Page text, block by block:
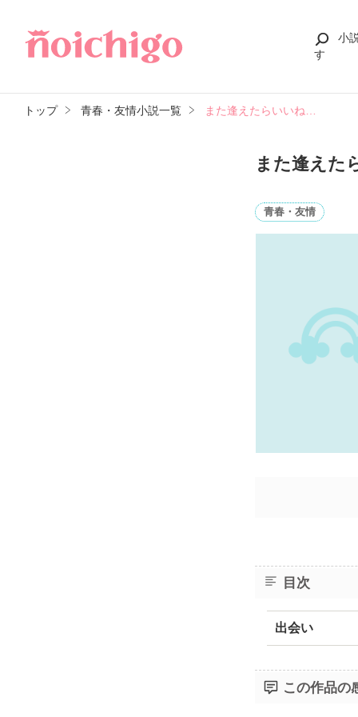
小
す
トップ 青春・友情小説一覧 また逢えたらいいね…
また逢えた
青春・友情
目次
出会い
この作品の